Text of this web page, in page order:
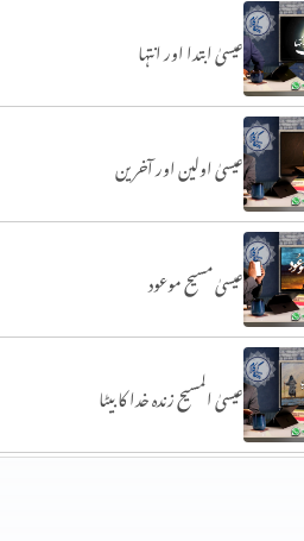
عیسیٰ ابتدا اور انتہا
عیسیٰ اولین اور آخرین
عیسیٰ مسیح موعود
عیسیٰ المسیح زندہ خدا کا بیٹا